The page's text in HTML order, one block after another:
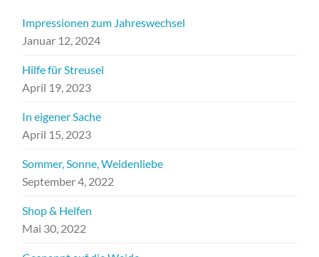
Impressionen zum Jahreswechsel
Januar 12, 2024
Hilfe für Streusel
April 19, 2023
In eigener Sache
April 15, 2023
Sommer, Sonne, Weidenliebe
September 4, 2022
Shop & Helfen
Mai 30, 2022